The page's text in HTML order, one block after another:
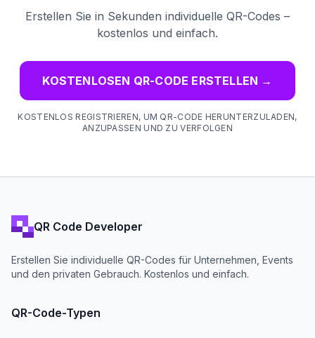
Erstellen Sie in Sekunden individuelle QR-Codes –
kostenlos und einfach.
KOSTENLOSEN QR-CODE ERSTELLEN →
KOSTENLOS REGISTRIEREN, UM QR-CODE HERUNTERZULADEN,
ANZUPASSEN UND ZU VERFOLGEN
QR Code Developer
Erstellen Sie individuelle QR-Codes für Unternehmen, Events
und den privaten Gebrauch. Kostenlos und einfach.
QR-Code-Typen